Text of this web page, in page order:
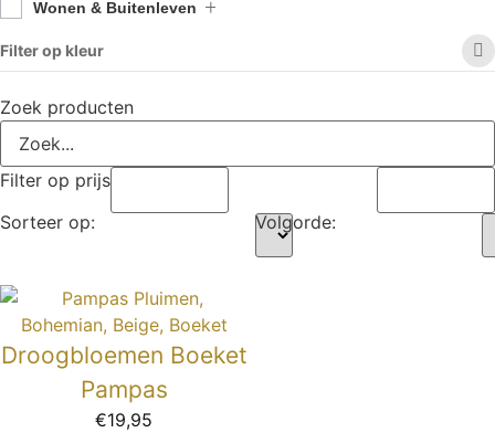
Wonen & Buitenleven
Filter op kleur
Zoek producten
Filter op prijs
Sorteer op:
Volgorde:
Droogbloemen Boeket
Pampas
€19,95